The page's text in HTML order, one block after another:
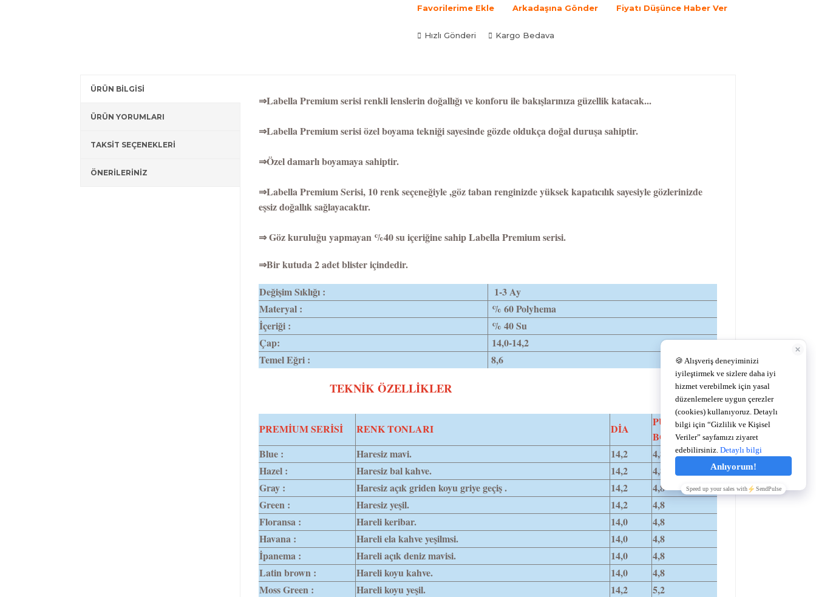
Favorilerime Ekle Arkadaşına Gönder Fiyatı Düşünce Haber Ver
Hızlı Gönderi Kargo Bedava
ÜRÜN BİLGİSİ
ÜRÜN YORUMLARI
TAKSİT SEÇENEKLERİ
ÖNERİLERİNİZ
⇒Labella Premium serisi renkli lenslerin doğallığı ve konforu ile bakışlarınıza güzellik katacak...
⇒Labella Premium serisi özel boyama tekniği sayesinde gözde oldukça doğal duruşa sahiptir.
⇒Özel damarlı boyamaya sahiptir.
⇒Labella Premium Serisi, 10 renk seçeneğiyle ,göz taban renginizde yüksek kapatıcılık sayesiyle gözlerinizde
eşsiz doğallık sağlayacaktır.
⇒ Göz kuruluğu yapmayan %40 su içeriğine sahip Labella Premium serisi.
⇒Bir kutuda 2 adet blister içindedir.
Değişim Sıklığı :
1-3 Ay
Materyal :
% 60 Polyhema
İçeriği :
% 40 Su
Çap:
14,0-14,2
Temel Eğri :
8,6
TEKNİK ÖZELLİKLER
PREMİUM SERİSİ RENK TONLARI DİA
PUPİL
BOYUTU
Blue :
Haresiz mavi. 14,2
4,8
Hazel :
Haresiz bal kahve. 14,2
4,8
Gray :
Haresiz açık griden koyu griye geçiş . 14,2
4,8
Green :
Haresiz yeşil. 14,2
4,8
Floransa :
Hareli keribar. 14,0
4,8
Havana :
Hareli ela kahve yeşilmsi. 14,0
4,8
İpanema :
Hareli açık deniz mavisi. 14,0
4,8
Latin brown :
Hareli koyu kahve. 14,0
4,8
Moss Green :
Hareli koyu yeşil. 14,2
5,2